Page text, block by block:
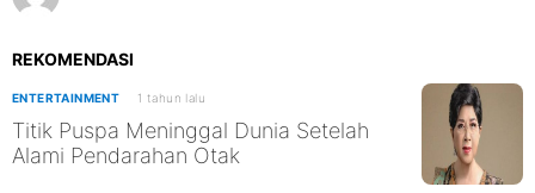
REKOMENDASI
ENTERTAINMENT 1 tahun lalu
Titik Puspa Meninggal Dunia Setelah
Alami Pendarahan Otak